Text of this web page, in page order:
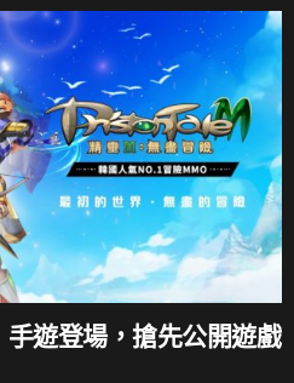
手遊登場，搶先公開遊戲